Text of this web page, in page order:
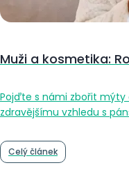
Muži a kosmetika:
Pojďte s námi zbořit
zdravějšímu vzhledu s
Celý článek